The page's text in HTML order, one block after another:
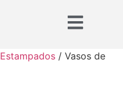
Estampados / Vasos de